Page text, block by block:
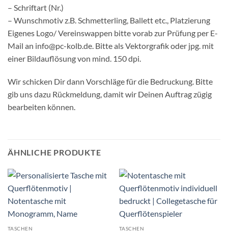
– Schriftart (Nr.)
– Wunschmotiv z.B. Schmetterling, Ballett etc., Platzierung
Eigenes Logo/ Vereinswappen bitte vorab zur Prüfung per E-
Mail an info@pc-kolb.de. Bitte als Vektorgrafik oder jpg. mit
einer Bildauflösung von mind. 150 dpi.
Wir schicken Dir dann Vorschläge für die Bedruckung. Bitte
gib uns dazu Rückmeldung, damit wir Deinen Auftrag zügig
bearbeiten können.
ÄHNLICHE PRODUKTE
TASCHEN TASCHEN